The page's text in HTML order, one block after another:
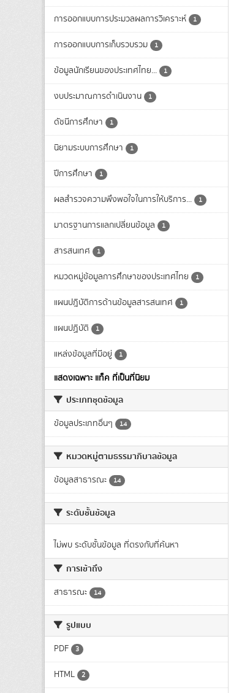
การออกแบบการประมวลผลการวิเคราะห์ 1
การออกแบบการเก็บรวบรวม 1
ข้อมูลนักเรียนของประเทศไทย... 1
งบประมาณการดำเนินงาน 1
ดัชนีการศึกษา 1
นิยามระบบการศึกษา 1
ปีการศึกษา 1
ผลสำรวจความพึงพอใจในการให้บริการ... 1
มาตรฐานการแลกเปลี่ยนข้อมูล 1
สารสนเทศ 1
หมวดหมู่ข้อมูลการศึกษาของประเทศไทย 1
แผนปฎิบัติการด้านข้อมูลสารสนเทศ 1
แผนปฏิบัติ 1
แหล่งข้อมูลที่มีอยู่ 1
แสดงเฉพาะ แท็ค ที่เป็นที่นิยม
ประเภทชุดข้อมูล
ข้อมูลประเภทอื่นๆ 14
หมวดหมู่ตามธรรมาภิบาลข้อมูล
ข้อมูลสาธารณะ 14
ระดับชั้นข้อมูล
ไม่พบ ระดับชั้นข้อมูล ที่ตรงกับที่ค้นหา
การเข้าถึง
สาธารณะ 14
รูปแบบ
PDF 3
HTML 2